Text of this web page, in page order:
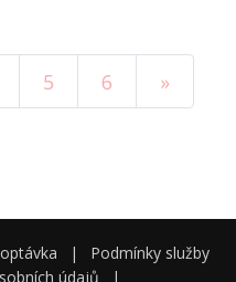
5 6 »
|
Podmínky služby
údajů |